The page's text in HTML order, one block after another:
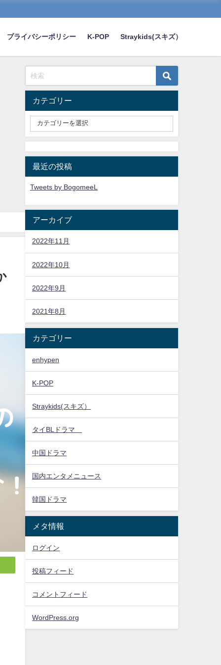
プライバシーポリシー K-POP Straykids(スキズ）
カテゴリー
最近の投稿
Tweets by BogomeeL
アーカイブ
2022年11月
2022年10月
2022年9月
2021年8月
カテゴリー
enhypen
K-POP
Straykids(スキズ）
タイBLドラマ
中国ドラマ
国内エンタメニュース
韓国ドラマ
メタ情報
ログイン
投稿フィード
コメントフィード
WordPress.org